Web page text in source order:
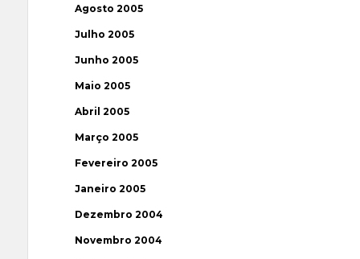
Agosto 2005
Julho 2005
Junho 2005
Maio 2005
Abril 2005
Março 2005
Fevereiro 2005
Janeiro 2005
Dezembro 2004
Novembro 2004